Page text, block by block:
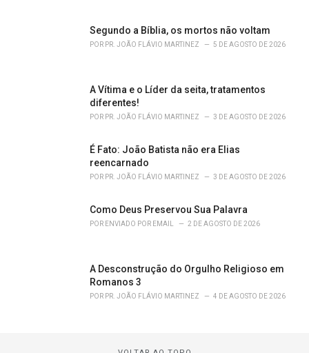
Segundo a Bíblia, os mortos não voltam
POR PR. JOÃO FLÁVIO MARTINEZ 5 DE AGOSTO DE 2026
A Vítima e o Líder da seita, tratamentos
diferentes!
POR PR. JOÃO FLÁVIO MARTINEZ 3 DE AGOSTO DE 2026
É Fato: João Batista não era Elias
reencarnado
POR PR. JOÃO FLÁVIO MARTINEZ 3 DE AGOSTO DE 2026
Como Deus Preservou Sua Palavra
POR ENVIADO POR EMAIL 2 DE AGOSTO DE 2026
A Desconstrução do Orgulho Religioso em
Romanos 3
POR PR. JOÃO FLÁVIO MARTINEZ 4 DE AGOSTO DE 2026